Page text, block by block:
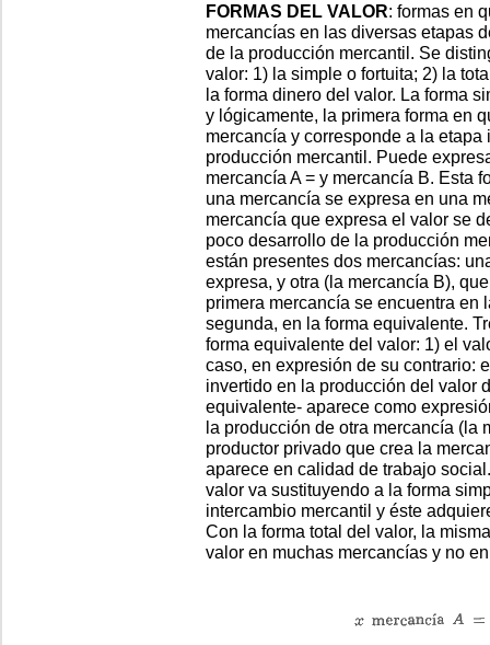
FORMAS DEL VALOR: formas en
mercancías en las diversas etapas
de la producción mercantil. Se
valor: 1) la simple o fortuita; 2) la
la forma dinero del valor. La forma
y lógicamente, la primera forma en
mercancía y corresponde a la
producción mercantil. Puede
mercancía A = y mercancía B. Esta
una mercancía se expresa en una
mercancía que expresa el valor se
poco desarrollo de la producción
están presentes dos mercancías:
expresa, y otra (la mercancía B),
primera mercancía se encuentra en
segunda, en la forma equivalente.
forma equivalente del valor: 1) el
caso, en expresión de su contrario:
invertido en la producción del valor
equivalente- aparece como
la producción de otra mercancía (la
productor privado que crea la
aparece en calidad de trabajo
valor va sustituyendo a la forma
intercambio mercantil y éste
Con la forma total del valor, la
valor en muchas mercancías y no